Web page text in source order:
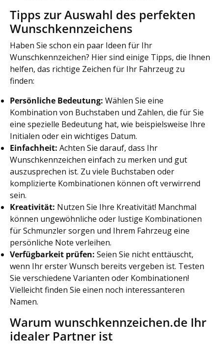
Tipps zur Auswahl des perfekten
Wunschkennzeichens
Haben Sie schon ein paar Ideen für Ihr
Wunschkennzeichen? Hier sind einige Tipps, die Ihnen
helfen, das richtige Zeichen für Ihr Fahrzeug zu
finden:
Persönliche Bedeutung: Wählen Sie eine
Kombination von Buchstaben und Zahlen, die für Sie
eine spezielle Bedeutung hat, wie beispielsweise Ihre
Initialen oder ein wichtiges Datum.
Einfachheit: Achten Sie darauf, dass Ihr
Wunschkennzeichen einfach zu merken und gut
auszusprechen ist. Zu viele Buchstaben oder
komplizierte Kombinationen können oft verwirrend
sein.
Kreativität: Nutzen Sie Ihre Kreativität! Manchmal
können ungewöhnliche oder lustige Kombinationen
für Schmunzler sorgen und Ihrem Fahrzeug eine
persönliche Note verleihen.
Verfügbarkeit prüfen: Seien Sie nicht enttäuscht,
wenn Ihr erster Wunsch bereits vergeben ist. Testen
Sie verschiedene Varianten oder Kombinationen!
Vielleicht finden Sie einen noch interessanteren
Namen.
Warum wunschkennzeichen.de Ihr
idealer Partner ist